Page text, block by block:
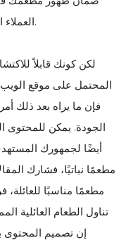
العملاء المحتملين الذين يبحثون بنشاط عما تقدمه.
لكن كونك قابلاً
المحتمل على موقع
فإن ما يراه بعد ذلك
الجودة. يمكن للمحتوى
أيضًا لجمهورك
مطعمًا نباتيًا، فشارك
مطعمًا مناسبًا
تناول الطعام العائلية
إن تصميم المحتوى